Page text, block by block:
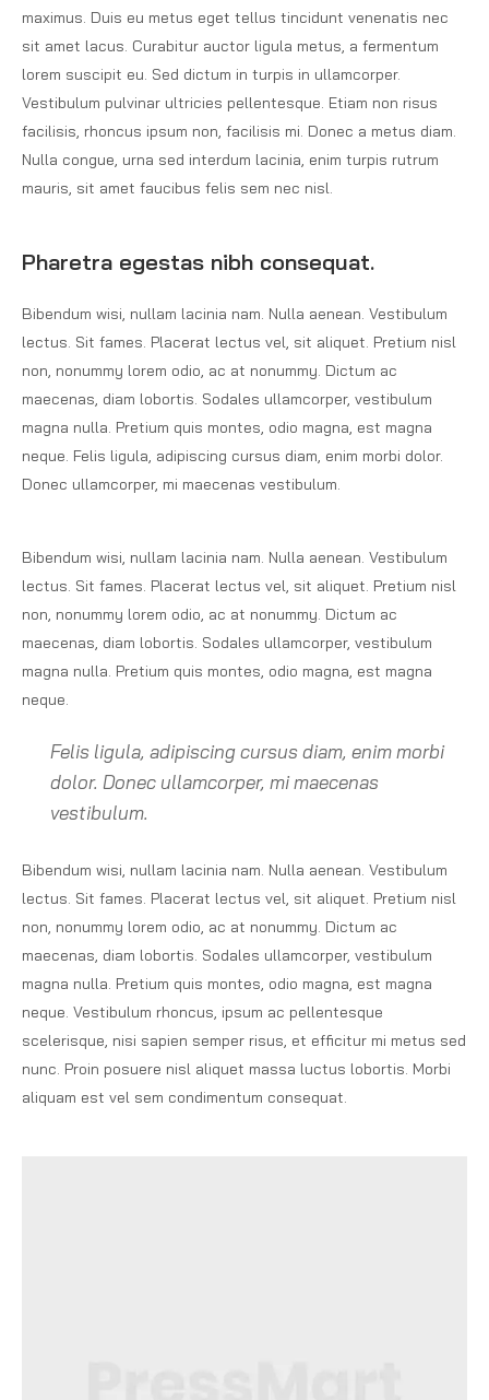
maximus. Duis eu metus eget tellus tincidunt venenatis nec
sit amet lacus. Curabitur auctor ligula metus, a fermentum
lorem suscipit eu. Sed dictum in turpis in ullamcorper.
Vestibulum pulvinar ultricies pellentesque. Etiam non risus
facilisis, rhoncus ipsum non, facilisis mi. Donec a metus diam.
Nulla congue, urna sed interdum lacinia, enim turpis rutrum
mauris, sit amet faucibus felis sem nec nisl.
Pharetra egestas nibh consequat.
Bibendum wisi, nullam lacinia nam. Nulla aenean. Vestibulum
lectus. Sit fames. Placerat lectus vel, sit aliquet. Pretium nisl
non, nonummy lorem odio, ac at nonummy. Dictum ac
maecenas, diam lobortis. Sodales ullamcorper, vestibulum
magna nulla. Pretium quis montes, odio magna, est magna
neque. Felis ligula, adipiscing cursus diam, enim morbi dolor.
Donec ullamcorper, mi maecenas vestibulum.
Bibendum wisi, nullam lacinia nam. Nulla aenean. Vestibulum
lectus. Sit fames. Placerat lectus vel, sit aliquet. Pretium nisl
non, nonummy lorem odio, ac at nonummy. Dictum ac
maecenas, diam lobortis. Sodales ullamcorper, vestibulum
magna nulla. Pretium quis montes, odio magna, est magna
neque.
Felis ligula, adipiscing cursus diam, enim morbi
dolor. Donec ullamcorper, mi maecenas
vestibulum.
Bibendum wisi, nullam lacinia nam. Nulla aenean. Vestibulum
lectus. Sit fames. Placerat lectus vel, sit aliquet. Pretium nisl
non, nonummy lorem odio, ac at nonummy. Dictum ac
maecenas, diam lobortis. Sodales ullamcorper, vestibulum
magna nulla. Pretium quis montes, odio magna, est magna
neque. Vestibulum rhoncus, ipsum ac pellentesque
scelerisque, nisi sapien semper risus, et efficitur mi metus sed
nunc. Proin posuere nisl aliquet massa luctus lobortis. Morbi
aliquam est vel sem condimentum consequat.